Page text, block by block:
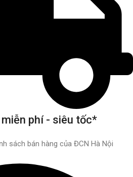
phí - siêu tốc*
sách bán hàng của ĐCN Hà Nội